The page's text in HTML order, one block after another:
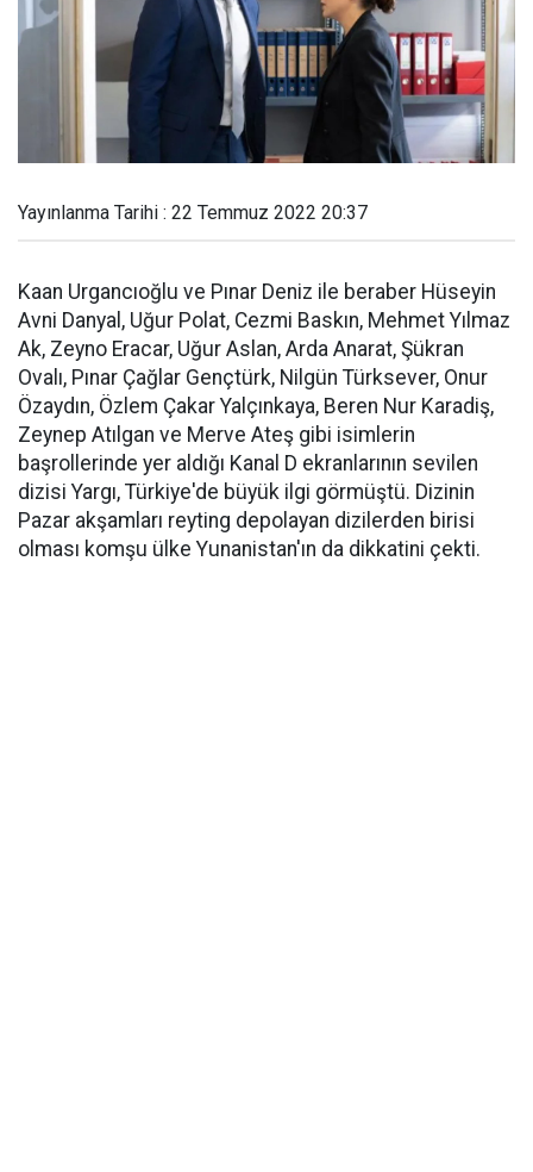
Yayınlanma Tarihi : 22 Temmuz 2022 20:37
Kaan Urgancıoğlu ve Pınar Deniz ile beraber Hüseyin
Avni Danyal, Uğur Polat, Cezmi Baskın, Mehmet Yılmaz
Ak, Zeyno Eracar, Uğur Aslan, Arda Anarat, Şükran
Ovalı, Pınar Çağlar Gençtürk, Nilgün Türksever, Onur
Özaydın, Özlem Çakar Yalçınkaya, Beren Nur Karadiş,
Zeynep Atılgan ve Merve Ateş gibi isimlerin
başrollerinde yer aldığı Kanal D ekranlarının sevilen
dizisi Yargı, Türkiye'de büyük ilgi görmüştü. Dizinin
Pazar akşamları reyting depolayan dizilerden birisi
olması komşu ülke Yunanistan'ın da dikkatini çekti.